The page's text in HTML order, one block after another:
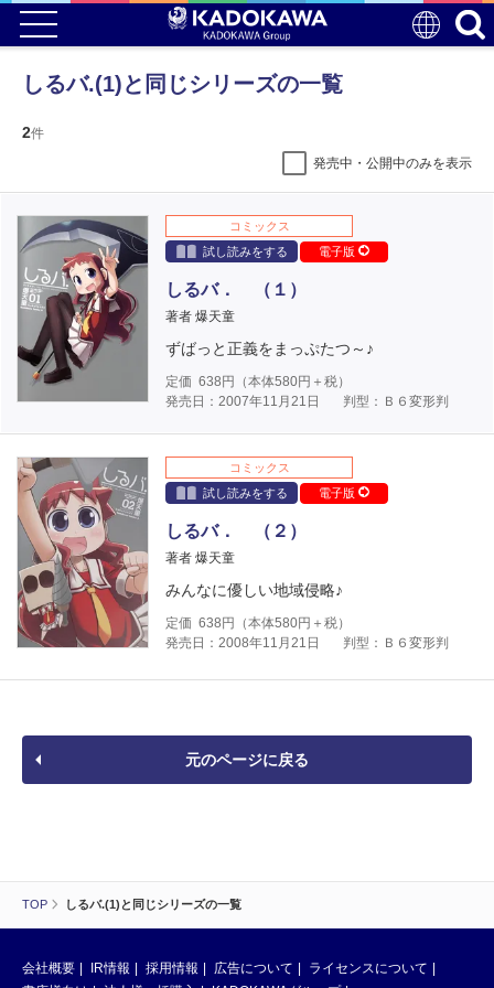
TOP しるバ.(1)と同じシリーズの一覧
しるバ.(1)と同じシリーズの一覧
2件
発売中・公開中のみを表示
コミックス
試し読みをする
電子版
しるバ． （１）
著者 爆天童
ずばっと正義をまっぷたつ～♪
定価 638 円（本体580円＋税）
発売日：2007年11月21日
判型：Ｂ６変形判
コミックス
試し読みをする
電子版
しるバ． （２）
著者 爆天童
みんなに優しい地域侵略♪
定価 638 円（本体580円＋税）
発売日：2008年11月21日
判型：Ｂ６変形判
元のページに戻る
会社概要 IR情報 採用情報 広告について
ライセンスについて